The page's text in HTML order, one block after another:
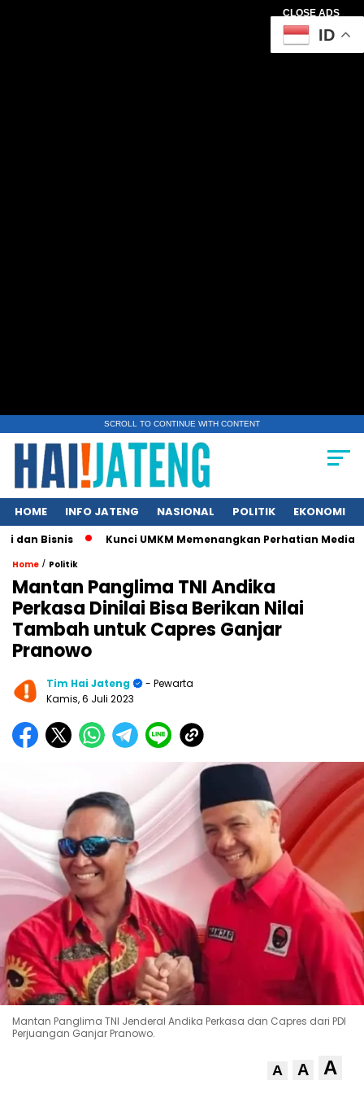
CLOSE ADS
SCROLL TO CONTINUE WITH CONTENT
HOME INFO JATENG NASIONAL POLITIK EKONOMI
Kunci UMKM Memenangkan Perhatian Media dan
Home / Politik
Mantan Panglima TNI Andika
Perkasa Dinilai Bisa Berikan Nilai
Tambah untuk Capres Ganjar
Pranowo
Tim Hai Jateng
- Pewarta
Kamis, 6 Juli 2023
Mantan Panglima TNI Jenderal Andika Perkasa dan Capres dari PDI
Perjuangan Ganjar Pranowo.
A A A
ID